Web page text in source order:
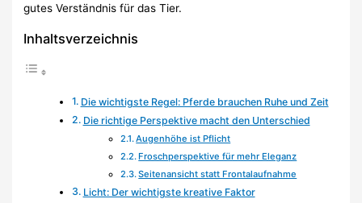
gutes Verständnis für das Tier.
Inhaltsverzeichnis
Die wichtigste Regel: Pferde brauchen Ruhe und Zeit
Die richtige Perspektive macht den Unterschied
Augenhöhe ist Pflicht
Froschperspektive für mehr Eleganz
Seitenansicht statt Frontalaufnahme
Licht: Der wichtigste kreative Faktor